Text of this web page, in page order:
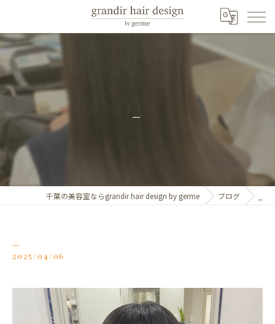
千葉の美容室ならgrandir hair design by germe ブログ
2025/04/06